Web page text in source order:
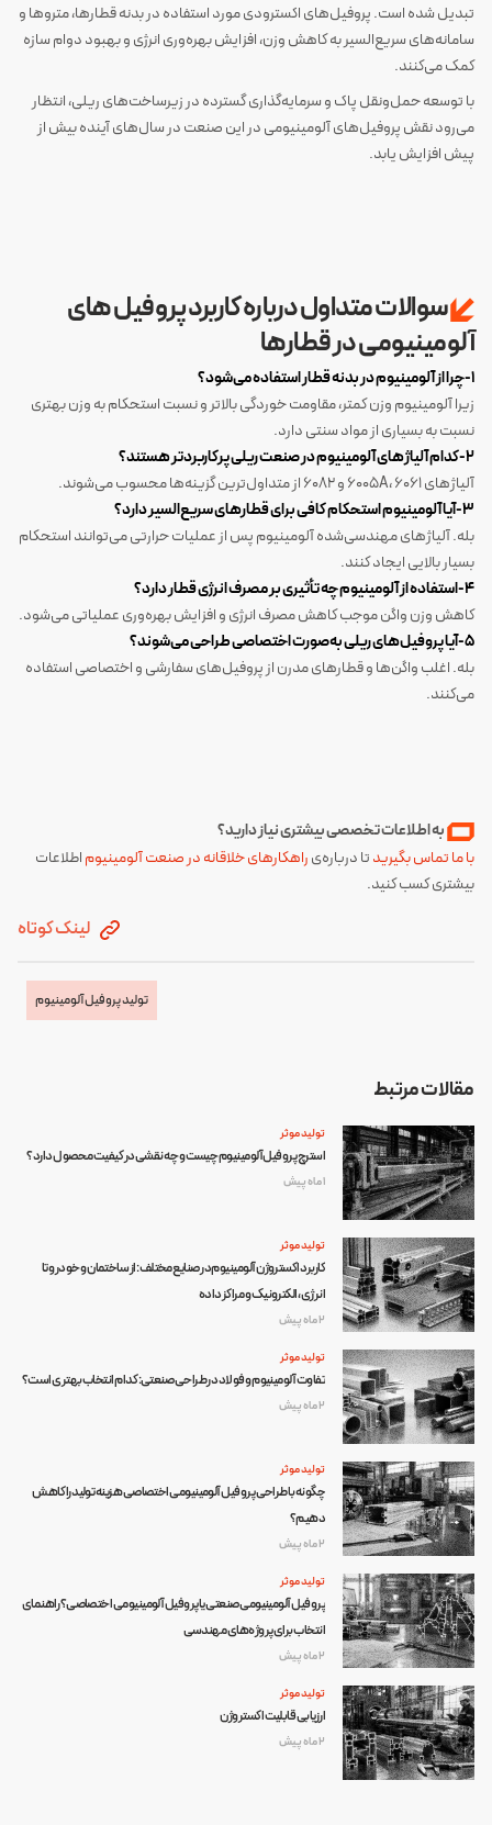
تبدیل شده است. پروفیل‌های اکسترودی مورد استفاده در بدنه قطارها، متروها و
سامانه‌های سریع‌السیر به کاهش وزن، افزایش بهره‌وری انرژی و بهبود دوام سازه
کمک می‌کنند.
با توسعه حمل‌ونقل پاک و سرمایه‌گذاری گسترده در زیرساخت‌های ریلی، انتظار
می‌رود نقش پروفیل‌های آلومینیومی در این صنعت در سال‌های آینده بیش از
پیش افزایش یابد.
سوالات متداول درباره کاربرد پروفیل های
آلومینیومی در قطارها
1-چرا از آلومینیوم در بدنه قطار استفاده می‌شود؟
زیرا آلومینیوم وزن کمتر، مقاومت خوردگی بالاتر و نسبت استحکام به وزن بهتری
نسبت به بسیاری از مواد سنتی دارد.
2-کدام آلیاژهای آلومینیوم در صنعت ریلی پرکاربردتر هستند؟
آلیاژهای 6005A، 6061 و 6082 از متداول‌ترین گزینه‌ها محسوب می‌شوند.
3-آیا آلومینیوم استحکام کافی برای قطارهای سریع‌السیر دارد؟
بله. آلیاژهای مهندسی‌شده آلومینیوم پس از عملیات حرارتی می‌توانند استحکام
بسیار بالایی ایجاد کنند.
4-استفاده از آلومینیوم چه تأثیری بر مصرف انرژی قطار دارد؟
کاهش وزن واگن موجب کاهش مصرف انرژی و افزایش بهره‌وری عملیاتی می‌شود.
5-آیا پروفیل‌های ریلی به‌صورت اختصاصی طراحی می‌شوند؟
بله. اغلب واگن‌ها و قطارهای مدرن از پروفیل‌های سفارشی و اختصاصی استفاده
می‌کنند.
به اطلاعات تخصصی بیشتری نیاز دارید؟
با ما تماس بگیریدتا درباره‌یراهکارهای خلاقانه در صنعت آلومینیوماطلاعات
بیشتری کسب کنید.
لینک کوتاه
تولید پروفیل آلومینیوم
مقالات مرتبط
تولید موثر
استرچ پروفیل آلومینیوم چیست و چه نقشی در کیفیت محصول دارد؟
1 ماه پیش
تولید موثر
کاربرد اکستروژن آلومینیوم در صنایع مختلف: از ساختمان و خودرو تا
انرژی، الکترونیک و مراکز داده
2 ماه پیش
تولید موثر
تفاوت آلومینیوم و فولاد در طراحی صنعتی: کدام انتخاب بهتری است؟
2 ماه پیش
تولید موثر
چگونه با طراحی پروفیل آلومینیومی اختصاصی هزینه تولید را کاهش
دهیم؟
2 ماه پیش
تولید موثر
پروفیل آلومینیومی صنعتی یا پروفیل آلومینیومی اختصاصی؟ راهنمای
انتخاب برای پروژه‌های مهندسی
2 ماه پیش
تولید موثر
ارزیابی قابلیت اکستروژن
2 ماه پیش